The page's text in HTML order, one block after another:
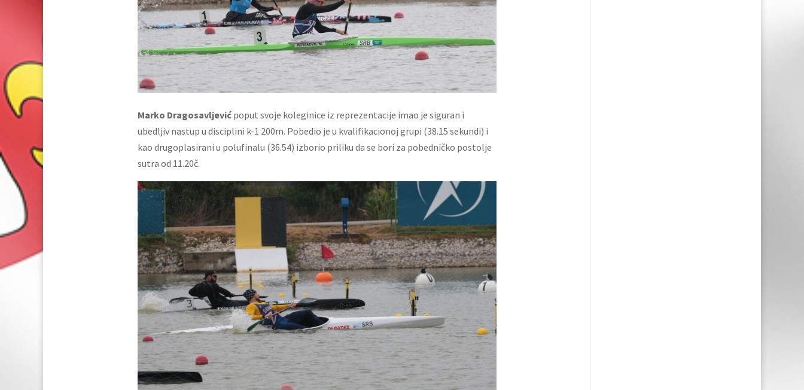
Marko Dragosavljevićpoput svoje koleginice iz reprezentacije imao je siguran i
ubedljiv nastup u disciplini k-1 200m. Pobedio je u kvalifikacionoj grupi (38.15 sekundi) i
kao drugoplasirani u polufinalu (36.54) izborio priliku da se bori za pobedničko postolje
sutra od 11.20č.